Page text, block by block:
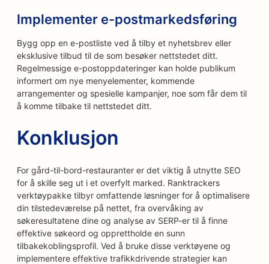
Implementer e-postmarkedsføring
Bygg opp en e-postliste ved å tilby et nyhetsbrev eller
eksklusive tilbud til de som besøker nettstedet ditt.
Regelmessige e-postoppdateringer kan holde publikum
informert om nye menyelementer, kommende
arrangementer og spesielle kampanjer, noe som får dem til
å komme tilbake til nettstedet ditt.
Konklusjon
For gård-til-bord-restauranter er det viktig å utnytte SEO
for å skille seg ut i et overfylt marked. Ranktrackers
verktøypakke tilbyr omfattende løsninger for å optimalisere
din tilstedeværelse på nettet, fra overvåking av
søkeresultatene dine og analyse av SERP-er til å finne
effektive søkeord og opprettholde en sunn
tilbakekoblingsprofil. Ved å bruke disse verktøyene og
implementere effektive trafikkdrivende strategier kan